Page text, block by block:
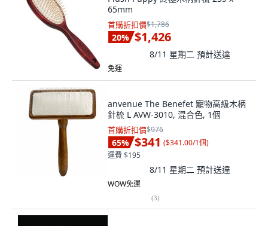
65mm
首購折扣價$1,786
20% $1,426
8/11 星期二 預計送達
免運
anvenue The Benefet 寵物高級木柄
針梳 L AVW-3010, 混合色, 1個
首購折扣價$976
65% $341 ($341.00/1個)
運費 $195
8/11 星期二 預計送達
WOW免運
(3)